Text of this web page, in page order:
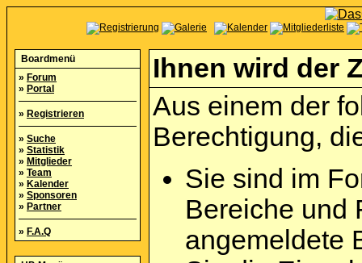
Boardmenü
» Forum
» Portal
» Registrieren
» Suche
» Statistik
» Mitglieder
» Team
» Kalender
» Sponsoren
» Partner
» F.A.Q
Ihnen wird der
Aus einem der
Berechtigung,
Sie sind im
Bereiche und
angemeldete